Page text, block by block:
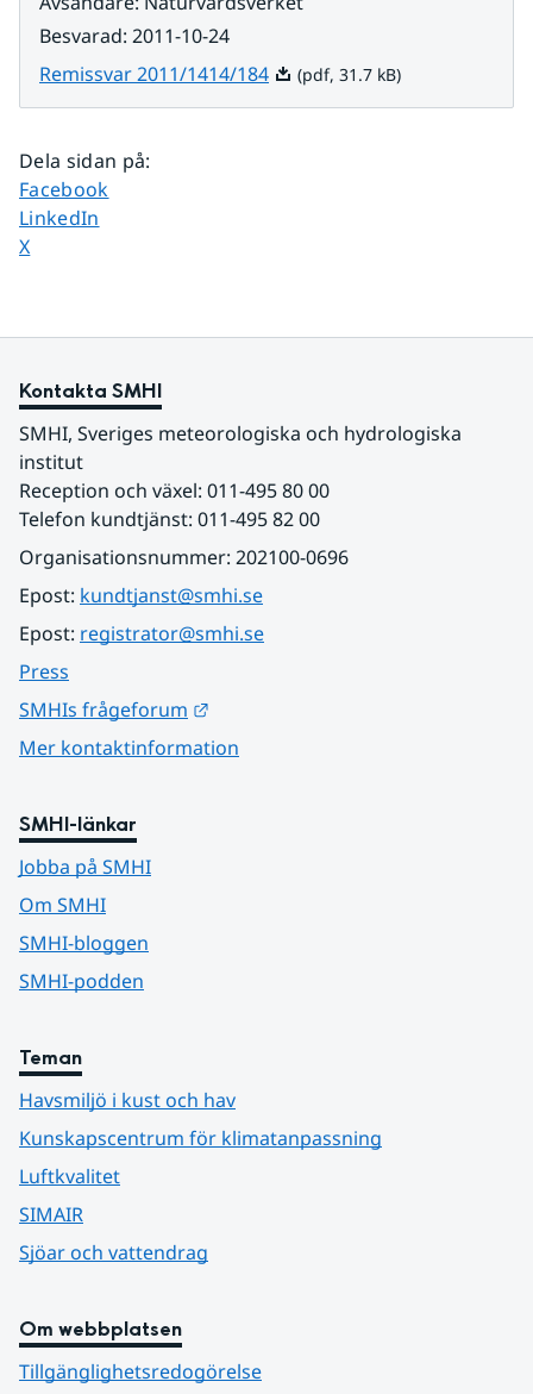
Besvarad: 2011-10-24
Remissvar 2011/1414/184Pdf, 31.7 kB.
(pdf, 31.7 kB)
Dela sidan på:
Dela sidan på
Facebook
Dela sidan på
LinkedIn
Dela sidan på
X
Kontakta SMHI
SMHI, Sveriges meteorologiska och hydrologiska
institut
Reception och växel: 011-495 80 00
Telefon kundtjänst: 011-495 82 00
Organisationsnummer: 202100-0696
Epost: kundtjanst@smhi.se
Epost: registrator@smhi.se
Press
SMHIs frågeforum
Mer kontaktinformation
SMHI-länkar
Jobba på SMHI
Om SMHI
SMHI-bloggen
SMHI-podden
Teman
Havsmiljö i kust och hav
Kunskapscentrum för klimatanpassning
Luftkvalitet
SIMAIR
Sjöar och vattendrag
Om webbplatsen
Tillgänglighetsredogörelse